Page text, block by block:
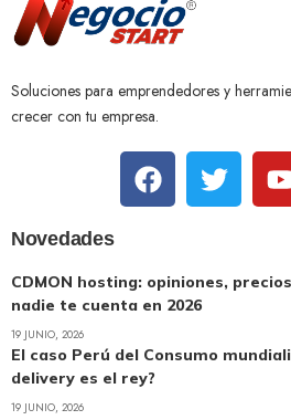
Soluciones para emprendedores y
crecer con tu empresa.
Novedades
CDMON hosting: opiniones,
nadie te cuenta en 2026
19 JUNIO, 2026
El caso Perú del Consumo
delivery es el rey?
19 JUNIO, 2026